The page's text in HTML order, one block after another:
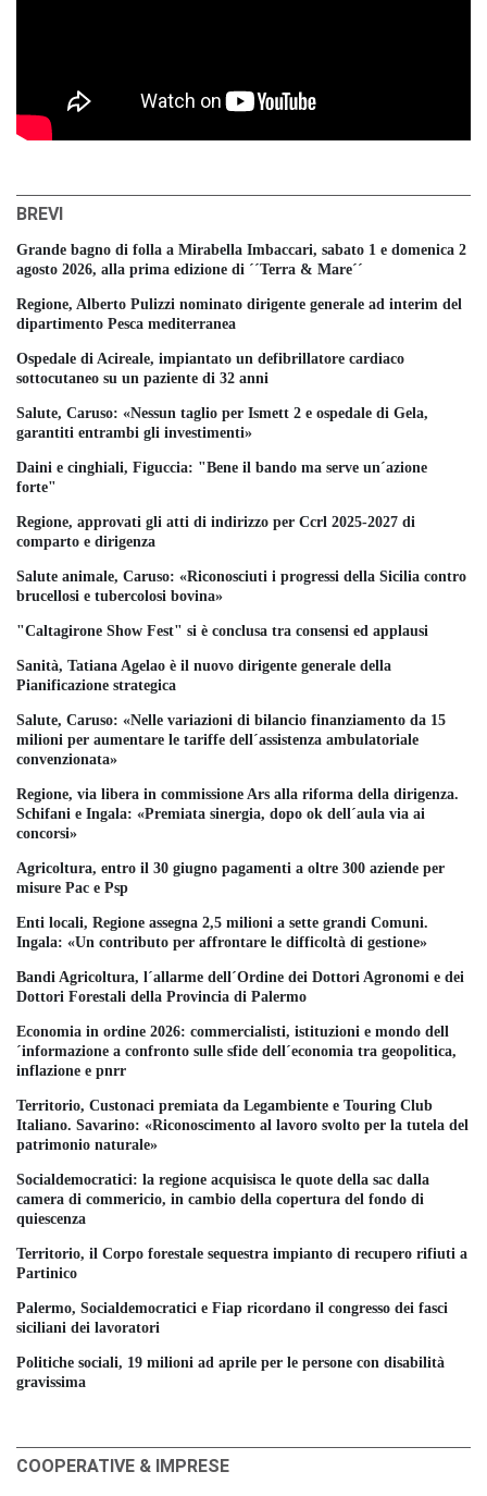
BREVI
Grande bagno di folla a Mirabella Imbaccari, sabato 1 e domenica 2
agosto 2026, alla prima edizione di ´´Terra & Mare´´
Regione, Alberto Pulizzi nominato dirigente generale ad interim del
dipartimento Pesca mediterranea
Ospedale di Acireale, impiantato un defibrillatore cardiaco
sottocutaneo su un paziente di 32 anni
Salute, Caruso: «Nessun taglio per Ismett 2 e ospedale di Gela,
garantiti entrambi gli investimenti»
Daini e cinghiali, Figuccia: "Bene il bando ma serve un´azione
forte"
Regione, approvati gli atti di indirizzo per Ccrl 2025-2027 di
comparto e dirigenza
Salute animale, Caruso: «Riconosciuti i progressi della Sicilia contro
brucellosi e tubercolosi bovina»
"Caltagirone Show Fest" si è conclusa tra consensi ed applausi
Sanità, Tatiana Agelao è il nuovo dirigente generale della
Pianificazione strategica
Salute, Caruso: «Nelle variazioni di bilancio finanziamento da 15
milioni per aumentare le tariffe dell´assistenza ambulatoriale
convenzionata»
Regione, via libera in commissione Ars alla riforma della dirigenza.
Schifani e Ingala: «Premiata sinergia, dopo ok dell´aula via ai
concorsi»
Agricoltura, entro il 30 giugno pagamenti a oltre 300 aziende per
misure Pac e Psp
Enti locali, Regione assegna 2,5 milioni a sette grandi Comuni.
Ingala: «Un contributo per affrontare le difficoltà di gestione»
Bandi Agricoltura, l´allarme dell´Ordine dei Dottori Agronomi e dei
Dottori Forestali della Provincia di Palermo
Economia in ordine 2026: commercialisti, istituzioni e mondo dell
´informazione a confronto sulle sfide dell´economia tra geopolitica,
inflazione e pnrr
Territorio, Custonaci premiata da Legambiente e Touring Club
Italiano. Savarino: «Riconoscimento al lavoro svolto per la tutela del
patrimonio naturale»
Socialdemocratici: la regione acquisisca le quote della sac dalla
camera di commericio, in cambio della copertura del fondo di
quiescenza
Territorio, il Corpo forestale sequestra impianto di recupero rifiuti a
Partinico
Palermo, Socialdemocratici e Fiap ricordano il congresso dei fasci
siciliani dei lavoratori
Politiche sociali, 19 milioni ad aprile per le persone con disabilità
gravissima
COOPERATIVE & IMPRESE